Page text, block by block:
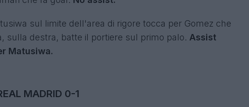
sul limite dell'area di rigore tocca per Gomez che
sulla destra, batte il portiere sul primo palo. Assist
Matusiwa.
MADRID 0-1